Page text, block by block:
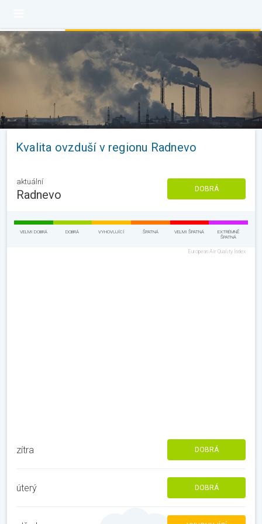
Kvalita ovzduší v regionu Radnevo
aktuální
Radnevo DOBRÁ
VELMI DOBRÁ DOBRÁ VYHOVUJÍCÍ ŠPATNÁ VELMI ŠPATNÁ
EXTRÉMNĚ
ŠPATNÁ
European Air Quality Index
zítra DOBRÁ
úterý DOBRÁ